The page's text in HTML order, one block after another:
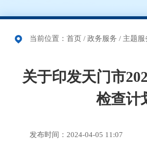
当前位置： 首页 / 政务服务 / 主题服
关于印发天门市
检查计
发布时间：2024-04-05 11:07